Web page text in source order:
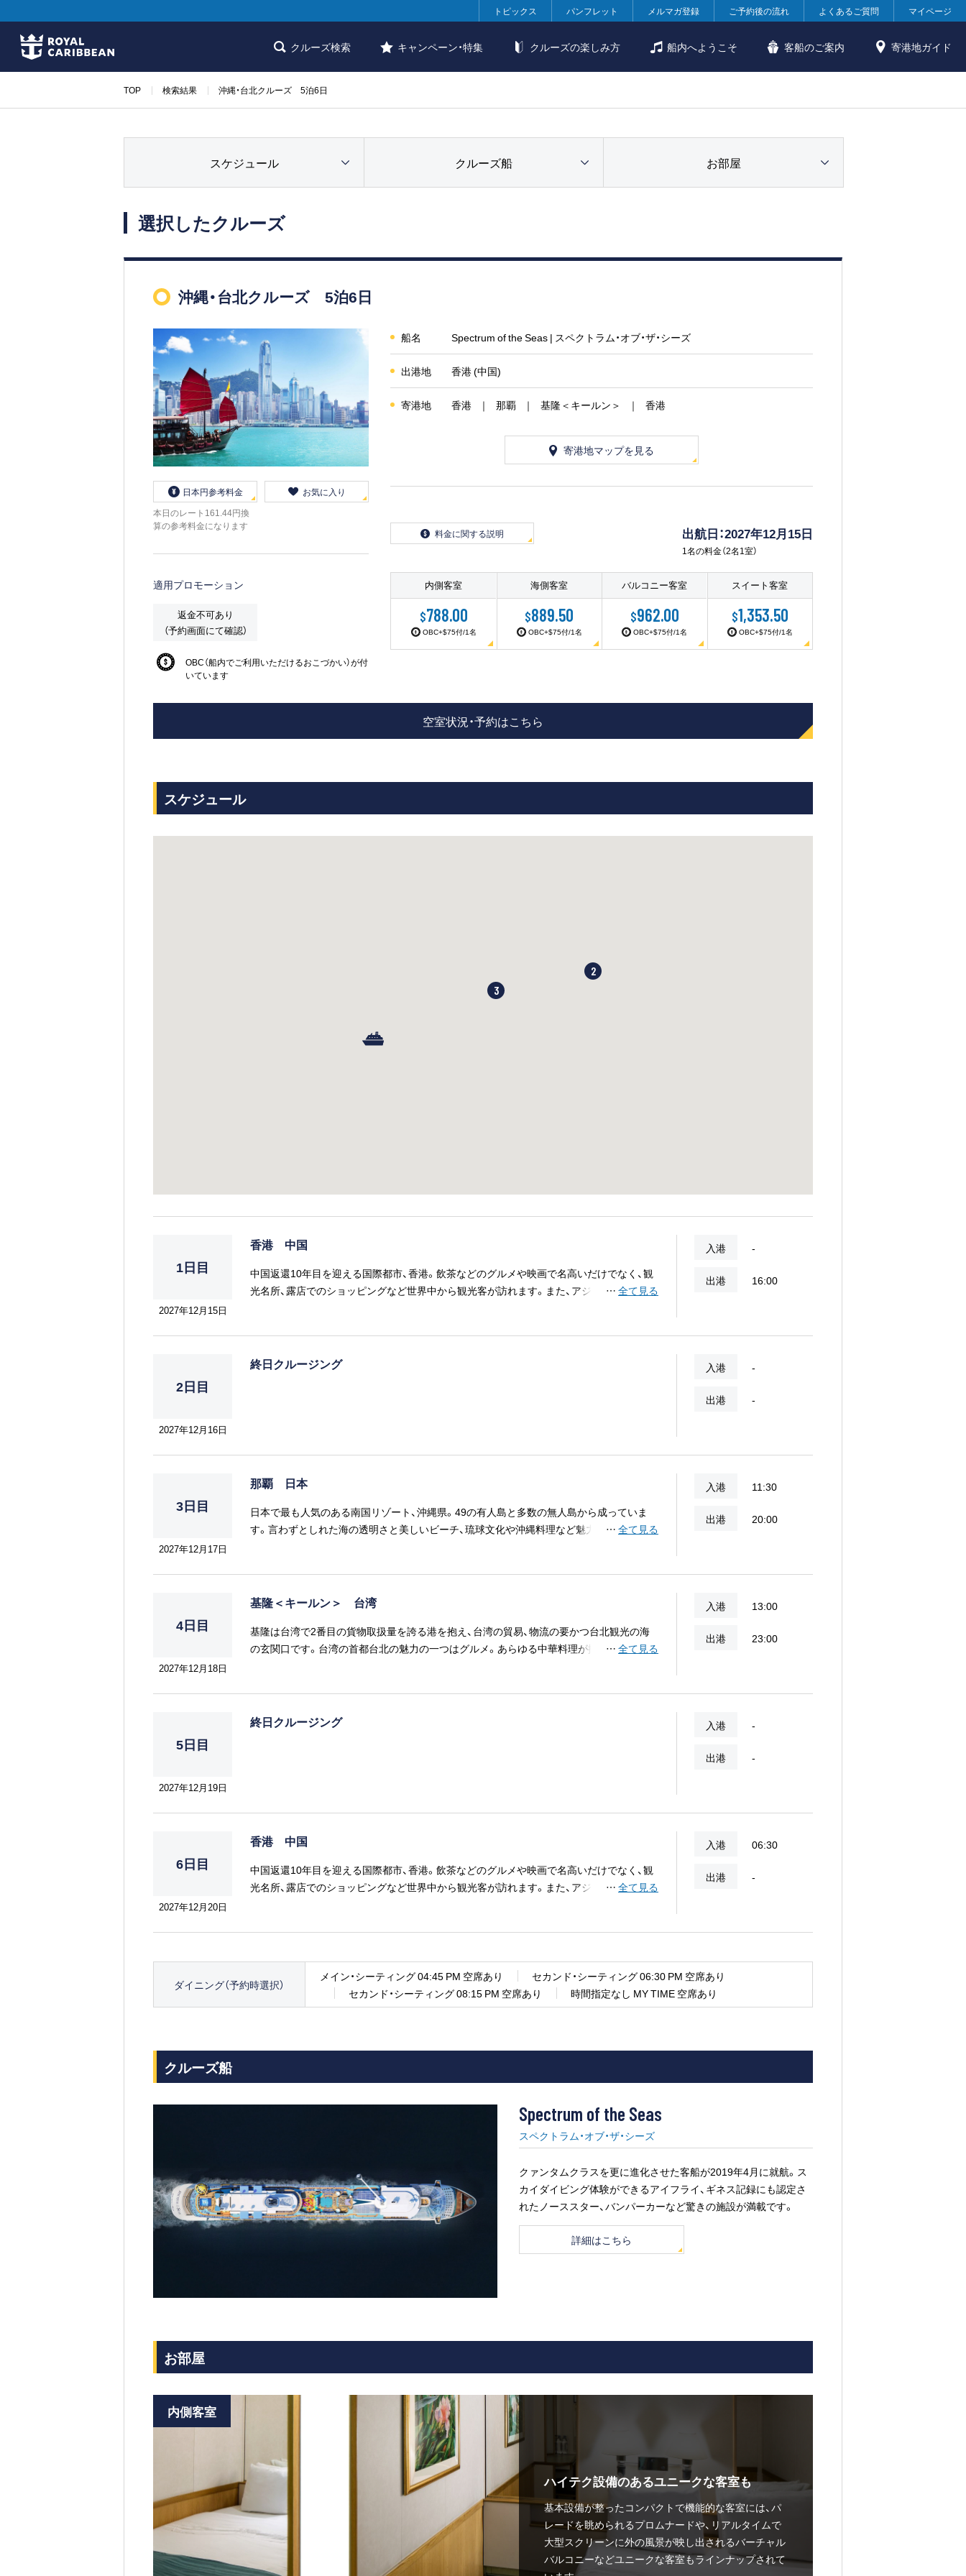
トピックス パンフレット メルマガ登録 ご予約後の流れ よくあるご質問 マイページ
クルーズ検索 キャンペーン・特集 クルーズの楽しみ方 船内へようこそ 客船のご案内 寄港地ガイド
TOP 検索結果 沖縄・台北クルーズ 5泊6日
スケジュール クルーズ船 お部屋
選択したクルーズ
沖縄・台北クルーズ 5泊6日
船名 Spectrum of the Seas | スペクトラム・オブ・ザ・シーズ
出港地 香港 (中国)
寄港地 香港 那覇 基隆＜キールン＞ 香港
寄港地マップを見る
出航日：2027年12月15日
1名の料金（2名1室）
料金に関する説明
内側客室
$788.00
OBC+$75付/1名
海側客室
$889.50
OBC+$75付/1名
バルコニー客室
$962.00
OBC+$75付/1名
スイート客室
$1,353.50
OBC+$75付/1名
日本円参考料金
本日のレート161.44円換
算の参考料金になります
お気に入り
適用プロモーション
返金不可あり
（予約画面にて確認）
OBC（船内でご利用いただけるおこづかい）が付
いています
空室状況・予約はこちら
スケジュール
2
3
1日目
2027年12月15日
香港 中国
中国返還10年目を迎える国際都市、香港。飲茶などのグルメや映画で名高いだけでなく、観
光名所、露店でのショッピングなど世界中から観光客が訪れます。また、アジアの国際ビジ
… 全て見る
入港 -
出港 16:00
2日目
2027年12月16日
終日クルージング 入港 -
出港 -
3日目
2027年12月17日
那覇 日本
日本で最も人気のある南国リゾート、沖縄県。49の有人島と多数の無人島から成っていま
す。言わずとしれた海の透明さと美しいビーチ、琉球文化や沖縄料理など魅力あるものばか
… 全て見る
入港 11:30
出港 20:00
4日目
2027年12月18日
基隆＜キールン＞ 台湾
基隆は台湾で2番目の貨物取扱量を誇る港を抱え、台湾の貿易、物流の要かつ台北観光の海
の玄関口です。台湾の首都台北の魅力の一つはグルメ。あらゆる中華料理が揃っており、し
… 全て見る
入港 13:00
出港 23:00
5日目
2027年12月19日
終日クルージング 入港 -
出港 -
6日目
2027年12月20日
香港 中国
中国返還10年目を迎える国際都市、香港。飲茶などのグルメや映画で名高いだけでなく、観
光名所、露店でのショッピングなど世界中から観光客が訪れます。また、アジアの国際ビジ
… 全て見る
入港 06:30
出港 -
ダイニング（予約時選択）
メイン・シーティング 04:45 PM 空席あり
セカンド・シーティング 06:30 PM 空席あり
セカンド・シーティング 08:15 PM 空席あり
時間指定なし MY TIME 空席あり
クルーズ船
Spectrum of the Seas
スペクトラム・オブ・ザ・シーズ
クァンタムクラスを更に進化させた客船が2019年4月に就航。ス
カイダイビング体験ができるアイフライ、ギネス記録にも認定さ
れたノーススター、バンパーカーなど驚きの施設が満載です。
詳細はこちら
お部屋
内側客室
ハイテク設備のあるユニークな客室も
基本設備が整ったコンパクトで機能的な客室には、パ
レードを眺められるプロムナードや、リアルタイムで
大型スクリーンに外の風景が映し出されるバーチャル
バルコニーなどユニークな客室もラインナップされて